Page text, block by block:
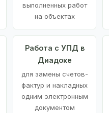
выполненных работ
на объектах
Работа с УПД в
Диадоке
для замены счетов-
фактур и накладных
одним электронным
документом